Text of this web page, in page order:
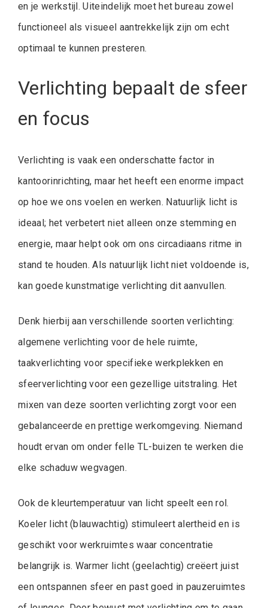
en je werkstijl. Uiteindelijk moet het bureau zowel
functioneel als visueel aantrekkelijk zijn om echt
optimaal te kunnen presteren.
Verlichting bepaalt de sfeer
en focus
Verlichting is vaak een onderschatte factor in
kantoorinrichting, maar het heeft een enorme impact
op hoe we ons voelen en werken. Natuurlijk licht is
ideaal; het verbetert niet alleen onze stemming en
energie, maar helpt ook om ons circadiaans ritme in
stand te houden. Als natuurlijk licht niet voldoende is,
kan goede kunstmatige verlichting dit aanvullen.
Denk hierbij aan verschillende soorten verlichting:
algemene verlichting voor de hele ruimte,
taakverlichting voor specifieke werkplekken en
sfeerverlichting voor een gezellige uitstraling. Het
mixen van deze soorten verlichting zorgt voor een
gebalanceerde en prettige werkomgeving. Niemand
houdt ervan om onder felle TL-buizen te werken die
elke schaduw wegvagen.
Ook de kleurtemperatuur van licht speelt een rol.
Koeler licht (blauwachtig) stimuleert alertheid en is
geschikt voor werkruimtes waar concentratie
belangrijk is. Warmer licht (geelachtig) creëert juist
een ontspannen sfeer en past goed in pauzeruimtes